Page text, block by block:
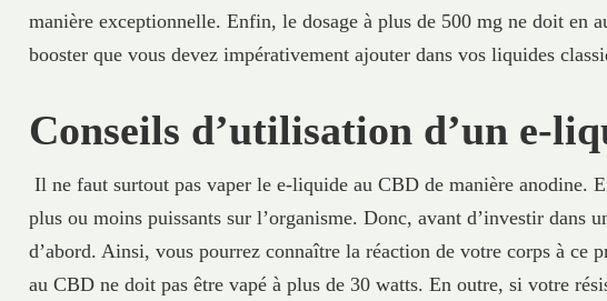
manière exceptionnelle. Enfin, le dosage à plus de 500 mg ne doit en
booster que vous devez impérativement ajouter dans vos liquides
Conseils d’utilisation d’un e-
Il ne faut surtout pas vaper le e-liquide au CBD de manière anodine.
plus ou moins puissants sur l’organisme. Donc, avant d’investir dans
d’abord. Ainsi, vous pourrez connaître la réaction de votre corps à ce
au CBD ne doit pas être vapé à plus de 30 watts. En outre, si votre